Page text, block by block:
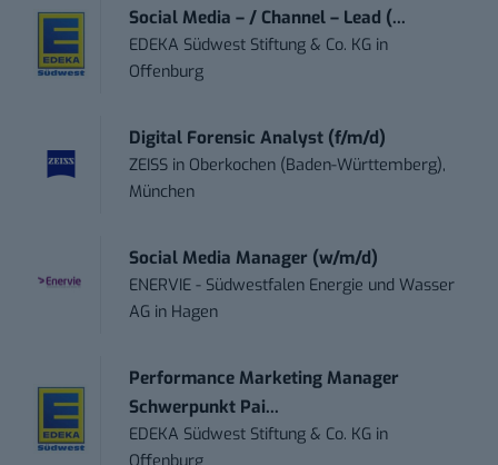
Social Media – / Channel – Lead (...
EDEKA Südwest Stiftung & Co. KG in
Offenburg
Digital Forensic Analyst (f/m/d)
ZEISS in Oberkochen (Baden-Württemberg),
München
Social Media Manager (w/m/d)
ENERVIE - Südwestfalen Energie und Wasser
AG in Hagen
Performance Marketing Manager
Schwerpunkt Pai...
EDEKA Südwest Stiftung & Co. KG in